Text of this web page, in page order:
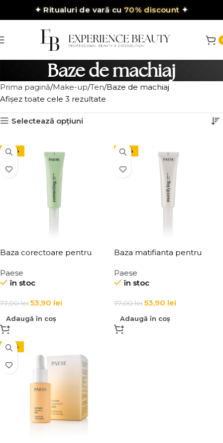
✦Ritualuri de vară cu 70% discount ✦
Baze de machiaj
Prima pagină Make-up Ten Baze de machiaj
Afișez toate cele 3 rezultate
Selectează opțiuni
-30%
Baza corectoare pentru
Make-up Base 30ml
Paese
în stoc
77,00lei 53,90 lei
Adaugă în coș
-30%
Baza matifianta pentru
Make-Up Base 30ml
Paese
în stoc
77,00lei 53,90 lei
Adaugă în coș
-43%